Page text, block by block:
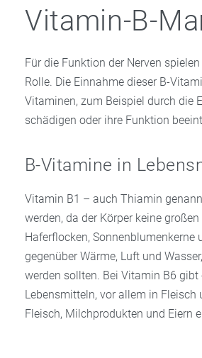
Vitamin-B-
Für die Funktion der Nerven
Rolle. Die Einnahme dieser B-
Vitaminen, zum Beispiel durch die
schädigen oder ihre Funktion
B-Vitamine in
Vitamin B1 – auch Thiamin
werden, da der Körper keine
Haferflocken,
gegenüber Wärme, Luft und
werden sollten. Bei Vitamin B6
Lebensmitteln, vor allem in
Fleisch, Milchprodukten und Eiern